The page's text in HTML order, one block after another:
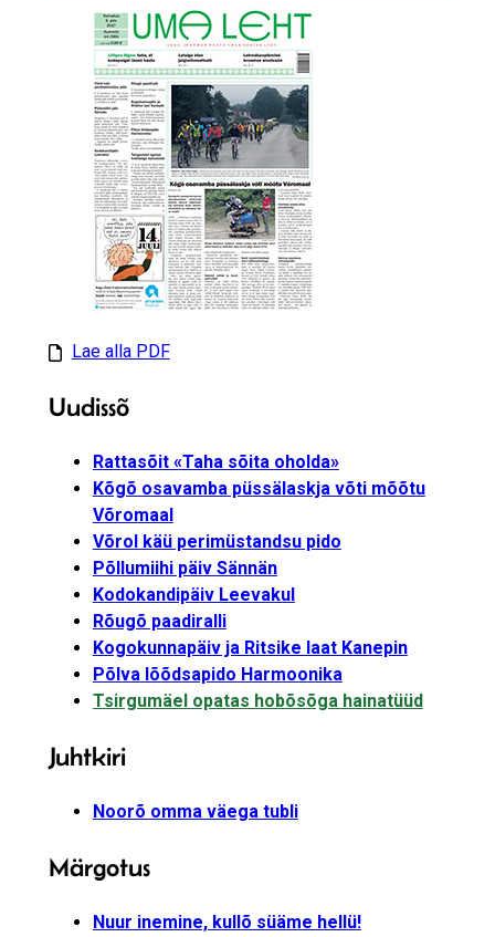
Lae alla PDF
Uudissõ
Rattasõit «Taha sõita oholda»
Kõgõ osavamba püssälaskja võti mõõtu
Võromaal
Võrol käü perimüstandsu pido
Põllumiihi päiv Sännän
Kodokandipäiv Leevakul
Rõugõ paadiralli
Kogokunnapäiv ja Ritsike laat Kanepin
Põlva lõõdsapido Harmoonika
Tsirgumäel opatas hobõsõga hainatüüd
Juhtkiri
Noorõ omma väega tubli
Märgotus
Nuur inemine, kullõ süäme hellü!